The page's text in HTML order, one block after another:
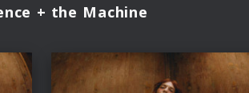
+ the Machine